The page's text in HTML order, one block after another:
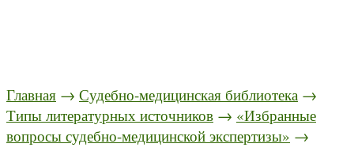
Главная → Судебно-медицинская библиотека →
Типы литературных источников → «Избранные
вопросы судебно-медицинской экспертизы» →